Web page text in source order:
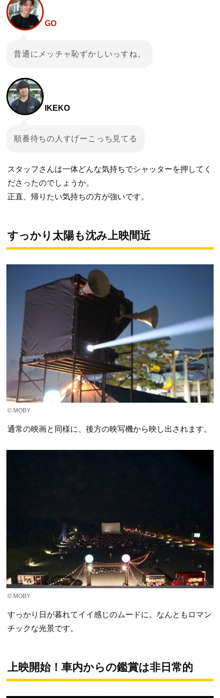
GO
普通にメッチャ恥ずかしいっすね。
IKEKO
順番待ちの人すげーこっち見てる
スタッフさんは一体どんな気持ちでシャッターを押してく
ださったのでしょうか。
正直、帰りたい気持ちの方が強いです。
すっかり太陽も沈み上映間近
© MOBY
通常の映画と同様に、後方の映写機から映し出されます。
© MOBY
すっかり日が暮れてイイ感じのムードに。なんともロマン
チックな光景です。
上映開始！車内からの鑑賞は非日常的